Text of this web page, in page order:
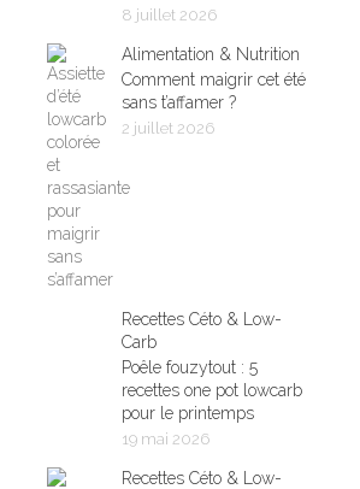
8 juillet 2026
Alimentation & Nutrition
Comment maigrir cet été
sans t’affamer ?
2 juillet 2026
Recettes Céto & Low-
Carb
Poêle fouzytout : 5
recettes one pot lowcarb
pour le printemps
19 mai 2026
Recettes Céto & Low-